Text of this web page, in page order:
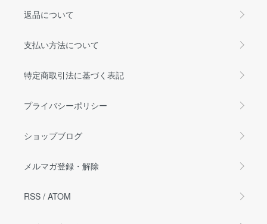
返品について
支払い方法について
特定商取引法に基づく表記
プライバシーポリシー
ショップブログ
メルマガ登録・解除
RSS / ATOM